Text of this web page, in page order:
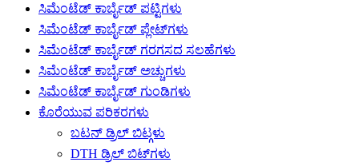
ಸಿಮೆಂಟೆಡ್ ಕಾರ್ಬೈಡ್ ಪಟ್ಟಿಗಳು
ಸಿಮೆಂಟೆಡ್ ಕಾರ್ಬೈಡ್ ಪ್ಲೇಟ್‌ಗಳು
ಸಿಮೆಂಟೆಡ್ ಕಾರ್ಬೈಡ್ ಗರಗಸದ ಸಲಹೆಗಳು
ಸಿಮೆಂಟೆಡ್ ಕಾರ್ಬೈಡ್ ಅಚ್ಚುಗಳು
ಸಿಮೆಂಟೆಡ್ ಕಾರ್ಬೈಡ್ ಗುಂಡಿಗಳು
ಕೊರೆಯುವ ಪರಿಕರಗಳು
ಬಟನ್ ಡ್ರಿಲ್ ಬಿಟ್ಗಳು
DTH ಡ್ರಿಲ್ ಬಿಟ್‌ಗಳು